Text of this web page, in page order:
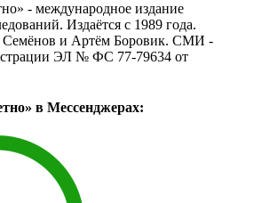
- международное издание
Издаётся с 1989 года.
и Артём Боровик. CМИ -
ЭЛ № ФС 77-79634 от
в Мессенджерах: